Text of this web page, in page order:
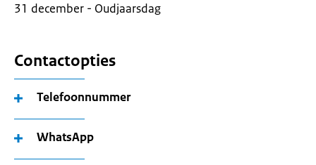
31 december - Oudjaarsdag
Contactopties
Telefoonnummer
WhatsApp